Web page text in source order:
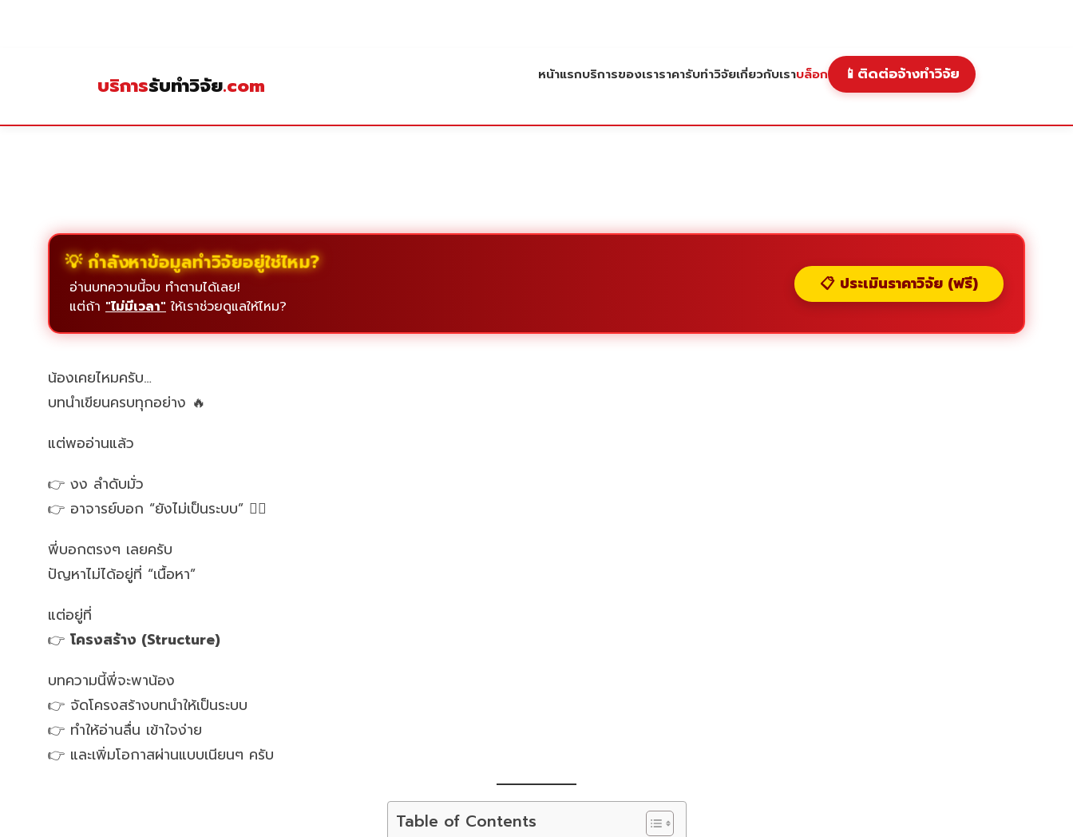
บริการรับทำวิจัย.com หน้าแรกบริการของเราราคารับทำวิจัยเกี่ยวกับเราบล็อก 📱 ติดต่อจ้างทำวิจัย
💡 กำลังหาข้อมูลทำวิจัยอยู่ใช่ไหม?
อ่านบทความนี้จบ ทำตามได้เลย!
แต่ถ้า "ไม่มีเวลา" ให้เราช่วยดูแลให้ไหม?
📋 ประเมินราคาวิจัย (ฟรี)
น้องเคยไหมครับ…
บทนำเขียนครบทุกอย่าง 🔥
แต่พออ่านแล้ว
👉 งง ลำดับมั่ว
👉 อาจารย์บอก “ยังไม่เป็นระบบ” 😵‍💫
พี่บอกตรงๆ เลยครับ
ปัญหาไม่ได้อยู่ที่ “เนื้อหา”
แต่อยู่ที่
👉 โครงสร้าง (Structure)
บทความนี้พี่จะพาน้อง
👉 จัดโครงสร้างบทนำให้เป็นระบบ
👉 ทำให้อ่านลื่น เข้าใจง่าย
👉 และเพิ่มโอกาสผ่านแบบเนียนๆ ครับ
Table of Contents